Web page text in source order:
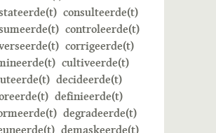
consulteerde(t)
controleerde(t)
corrigeerde(t)
cultiveerde(t)
decideerde(t)
definieerde(t)
degradeerde(t)